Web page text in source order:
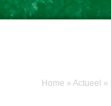
Home » Actueel »